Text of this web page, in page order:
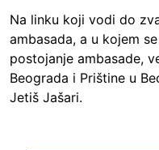
Na linku koji vodi do
ambasada, a u kojem
postojanje ambasade,
Beograda i Prištine u
Jetiš Jašari.